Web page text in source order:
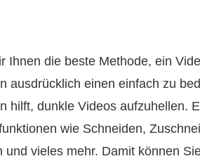
Ihnen die beste Methode, ein
ausdrücklich einen einfach zu
hilft, dunkle Videos aufzuhellen.
wie Schneiden,
und vieles mehr. Damit können